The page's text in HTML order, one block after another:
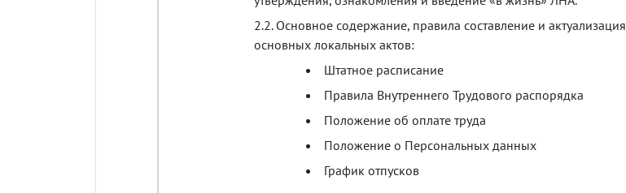
2.2. Основное содержание, правила составление и актуализация
основных локальных актов:
Штатное расписание
Правила Внутреннего Трудового распорядка
Положение об оплате труда
Положение о Персональных данных
График отпусков